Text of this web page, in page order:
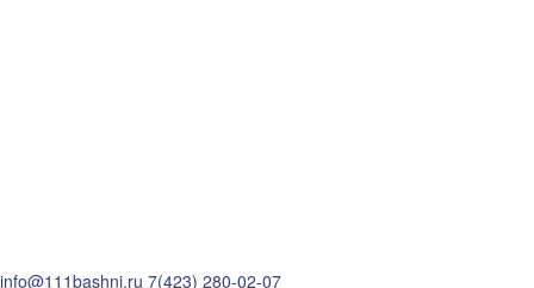
info@111bashni.ru 7(423) 280-02-07